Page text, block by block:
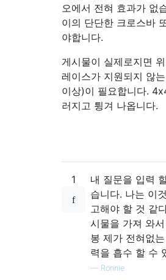
오에서 전혀 효과가 없
이의 단단한 크로스바
야합니다.
게시물이 실제로지면
레이스가 지원되지 않
이상)이 필요합니다.
러지고 튕겨 나옵니다.
1
내 질문을 입력
습니다. 나는 이
고해야 할 것 같
시물을 가져 와
봉 제가 전혀없
력을 흡수 할 수
— Ronnie